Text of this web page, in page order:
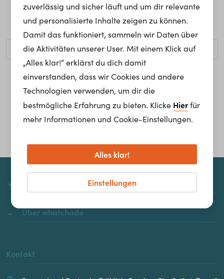
Ups, die gewünschte Seite kann nicht gefunden werden.
Möchtest du nach einem bestimmten Begriff suchen?
Homepage
Über whatchado
Kontakt
zuverlässig und sicher läuft und um dir relevante
und personalisierte Inhalte zeigen zu können.
Damit das funktioniert, sammeln wir Daten über
die Aktivitäten unserer User. Mit einem Klick auf
„Alles klar!“ erklärst du dich damit
einverstanden, dass wir Cookies und andere
Technologien verwenden, um dir die
bestmögliche Erfahrung zu bieten. Klicke Hierfür
mehr Informationen und Cookie-Einstellungen.
Einstellungen
Alles klar!